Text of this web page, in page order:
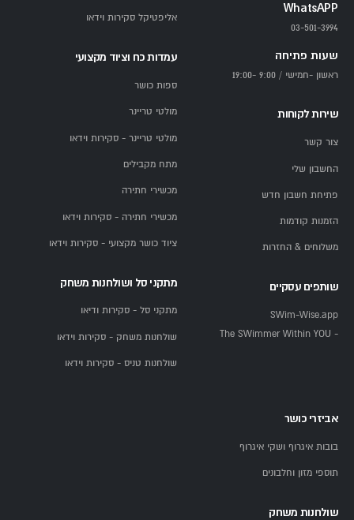
WhatsAPP
03-501-3994
שעות פתיחה
ראשון -חמישי / 9:00 -19:00
שירות לקוחות
צור קשר
החשבון שלי
פתיחת חשבון חדש
הזמנות קודמות
משלוחים & החזרות
שותפים עסקיים
SWim-Wise.app
- The SWimmer Within YOU
אליפטיקל סקירות וידאו
עמדות כח וציוד מקצועי
ספות כושר
מולטי טריינר
מולטי טריינר - סקירות וידאו
מתח מקבילים
מכשירי חתירה
מכשירי חתירה - סקירות וידאו
ציוד כושר מקצועי - סקירות וידאו
מתקני סל ושולחנות משחק
מתקני סל - סקירות ודיאו
שולחנות משחק - סקירות וידאו
שולחנות טניס - סקירות וידאו
אביזרי כושר
בובות איגרוף ושקי איגרוף
תוספי מזון וחלבונים
שולחנות משחק